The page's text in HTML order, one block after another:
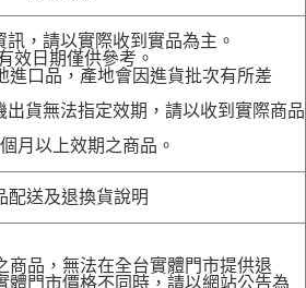
，請以實際收到實品為主。
效日期僅供參考。
口品，產地會因進貨批次有所差
出貨無法指定效期，請以收到實際商品
月以上效期之商品。
配送及退換貨說明
商品，無法在全台實體門市提供退
體門市價格不同時，請以網站公告為